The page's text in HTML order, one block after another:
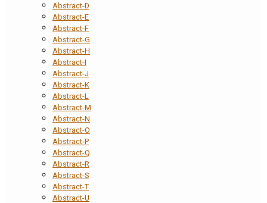
Abstract-D
Abstract-E
Abstract-F
Abstract-G
Abstract-H
Abstract-I
Abstract-J
Abstract-K
Abstract-L
Abstract-M
Abstract-N
Abstract-O
Abstract-P
Abstract-Q
Abstract-R
Abstract-S
Abstract-T
Abstract-U